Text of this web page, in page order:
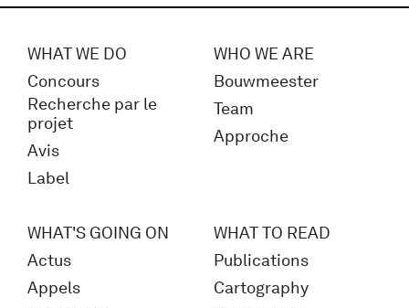
WHAT WE DO
Concours
Recherche par le
projet
Avis
Label
WHO WE ARE
Bouwmeester
Team
Approche
WHAT'S GOING ON
Actus
Appels
WHAT TO READ
Publications
Cartography